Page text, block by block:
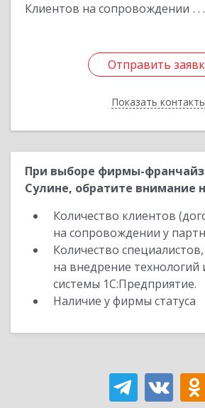
Клиентов на сопровождении
Отправить
Показать контакты
Отправить
Назад
При выборе фирмы-
Сулине, обратите внимание
Количество клиентов
на сопровождении у
Количество
на внедрение
системы 1С:Предприятие.
Наличие у фирмы статуса